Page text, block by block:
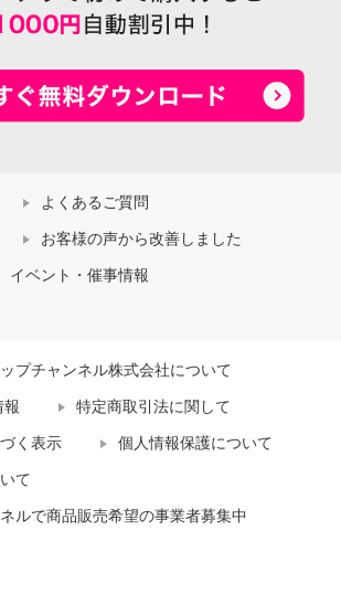
よくあるご質問
お客様の声から改善しました
イベント・催事情報
プチャンネル株式会社について
報 特定商取引法に関して
く表示 個人情報保護について
て
ルで商品販売希望の事業者募集中